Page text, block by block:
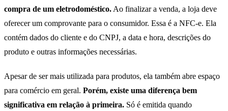
compra de um eletrodoméstico. Ao finalizar a venda, a loja deve
oferecer um comprovante para o consumidor. Essa é a NFC-e. Ela
contém dados do cliente e do CNPJ, a data e hora, descrições do
produto e outras informações necessárias.
Apesar de ser mais utilizada para produtos, ela também abre espaço
para comércio em geral. Porém, existe uma diferença bem
significativa em relação à primeira. Só é emitida quando